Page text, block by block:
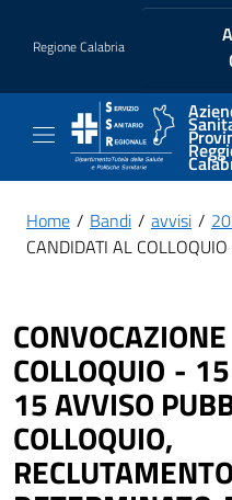
Regione Calabria
Home / Bandi / avvisi /
CANDIDATI AL
COLLOQUIO -
15 AVVISO